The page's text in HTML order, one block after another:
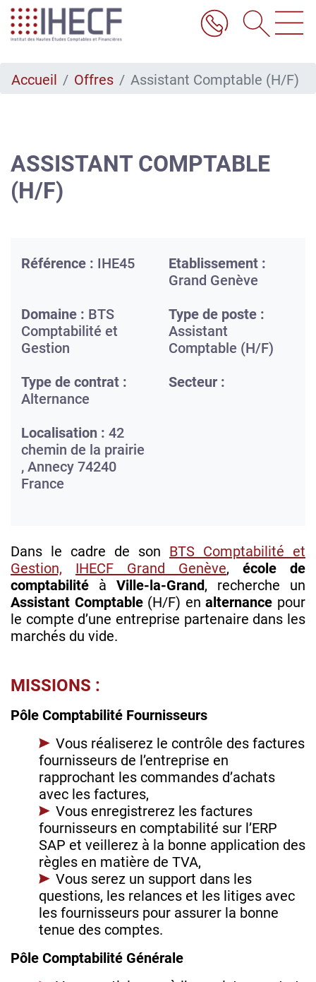
Aller
au
contenu
Accueil Offres Assistant Comptable (H/F)
ASSISTANT COMPTABLE
(H/F)
Référence : IHE45
Etablissement :
Grand Genève
Domaine : BTS
Comptabilité et
Gestion
Type de poste :
Assistant
Comptable (H/F)
Type de contrat :
Alternance
Secteur :
Localisation : 42
chemin de la prairie
, Annecy 74240
France
Dans le cadre de son BTS Comptabilité et
Gestion,
IHECF Grand Genève, école de
comptabilité à Ville-la-Grand, recherche un
Assistant Comptable(H/F) enalternance pour
le compte d’une entreprise partenaire dans les
marchés du vide.
MISSIONS :
Pôle Comptabilité Fournisseurs
Vous réaliserez le contrôle des factures
fournisseurs de l’entreprise en
rapprochant les commandes d’achats
avec les factures,
Vous enregistrerez les factures
fournisseurs en comptabilité sur l’ERP
SAP et veillerez à la bonne application des
règles en matière de TVA,
Vous serez un support dans les
questions, les relances et les litiges avec
les fournisseurs pour assurer la bonne
tenue des comptes.
Pôle Comptabilité Générale